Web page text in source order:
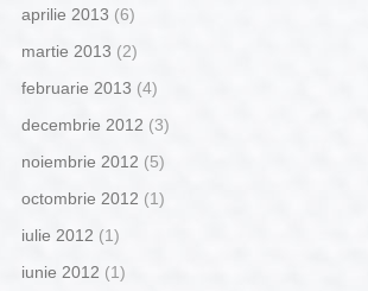
aprilie 2013 (6)
martie 2013 (2)
februarie 2013 (4)
decembrie 2012 (3)
noiembrie 2012 (5)
octombrie 2012 (1)
iulie 2012 (1)
iunie 2012 (1)